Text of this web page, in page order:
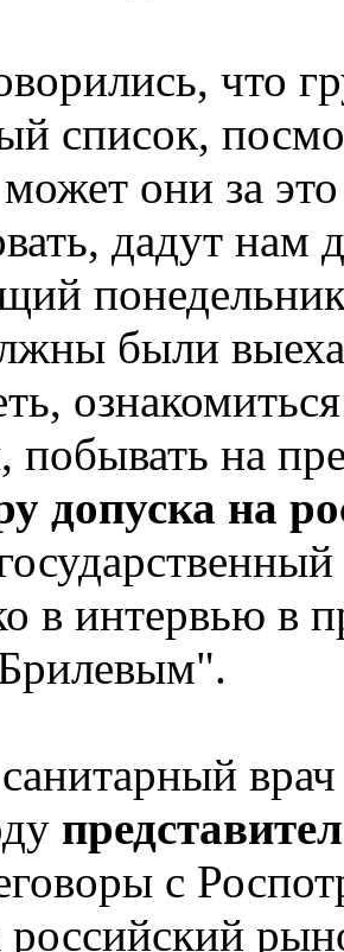
что
список,
они за
дадут нам
были
побывать на
допуска на
в интервью в
с
российский